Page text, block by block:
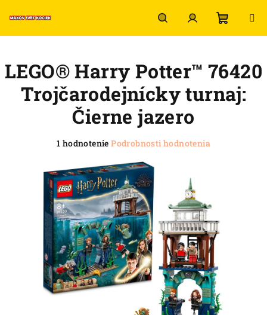
na
HľadaťPrihlásenie
košík
LEGO® Harry Potter™ 76420
Trojčarodejnícky turnaj:
Čierne jazero
Priemerné
produktu
je
5,0
z
5
hviezdičiek.
1 hodnotenie Podrobnosti hodnotenia